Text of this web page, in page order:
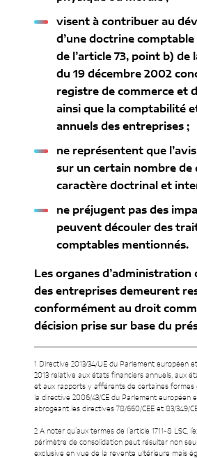
visent à contribuer au
d’une doctrine
de l’article 73, point b) de
du 19 décembre 2002
registre de commerce et
ainsi que la comptabilité
annuels des entreprises ;
ne représentent que l’avis
sur un certain nombre de
caractère doctrinal et
ne préjugent pas des
peuvent découler des
comptables mentionnés.
Les organes d’administration
des entreprises demeurent
conformément au droit
décision prise sur base du
1 Directive 2013/34/UE du Parlement européen
2013 relative aux états financiers annuels, aux
et aux rapports y afférents de certaines formes
la directive 2006/43/CE du Parlement européen
abrogeant les directives 78/660/CEE et 83/349/
2 A noter qu’aux termes de l’article 1711-8 LSC,
périmètre de consolidation peut résulter non
exclusive en vue de la revente ultérieure mais